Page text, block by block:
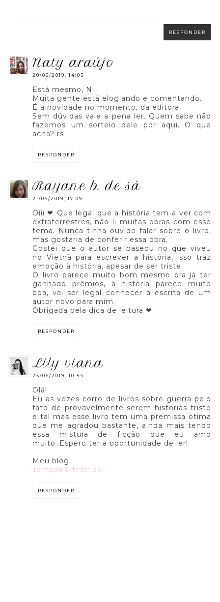
RESPONDER
naty araújo
20/06/2019, 14:03
Está mesmo, Nil.
Muita gente está elogiando e comentando.
É a novidade no momento, da editora.
Sem dúvidas vale a pena ler. Quem sabe não
fazemos um sorteio dele por aqui. O que
acha? rs
RESPONDER
rayane b. de sá
21/06/2019, 17:09
Oiii ❤ Que legal que a história tem a ver com
extraterrestres, não li muitas obras com esse
tema. Nunca tinha ouvido falar sobre o livro,
mas gostaria de conferir essa obra.
Gostei que o autor se baseou no que viveu
no Vietnã para escrever a história, isso traz
emoção à história, apesar de ser triste.
O livro parece muito bom mesmo pra já ter
ganhado prêmios, a história parece muito
boa, vai ser legal conhecer a escrita de um
autor novo para mim.
Obrigada pela dica de leitura ❤
RESPONDER
lily viana
25/06/2019, 10:54
Olá!
Eu as vezes corro de livros sobre guerra pelo
fato de provavelmente serem historias triste
e tal mas esse livro tem uma premissa ótima
que me agradou bastante, ainda mais tendo
essa mistura de ficção que eu amo
muito..Espero ter a oportunidade de ler!
Meu blog:
Tempos Literários
RESPONDER